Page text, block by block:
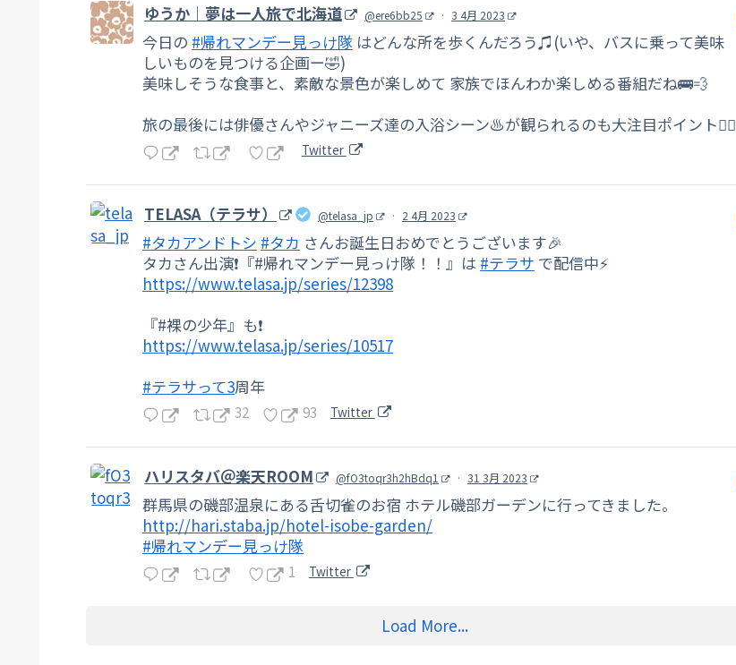
ゆうか｜夢は一人旅で北海道 @ere6bb25 · 3 4月 2023
今日の #帰れマンデー見っけ隊 はどんな所を歩くんだろう♫(いや、バスに乗って美味
しいものを見つける企画ー🤣)
美味しそうな食事と、素敵な景色が楽しめて 家族でほんわか楽しめる番組だね🚌💨
旅の最後には俳優さんやジャニーズ達の入浴シーン♨が観られるのも大注目ポイント☝🏻
Twitter
TELASA（テラサ） @telasa_jp · 2 4月 2023
#タカアンドトシ #タカ さんお誕生日おめでとうございます🎉
タカさん出演❗️『#帰れマンデー見っけ隊！！』は #テラサ で配信中⚡️
https://www.telasa.jp/series/12398
『#裸の少年』も❗️
https://www.telasa.jp/series/10517
#テラサって3周年
32 93 Twitter
ハリスタバ＠楽天ROOM @fO3toqr3h2hBdq1 · 31 3月 2023
群馬県の磯部温泉にある舌切雀のお宿 ホテル磯部ガーデンに行ってきました。
http://hari.staba.jp/hotel-isobe-garden/
#帰れマンデー見っけ隊
1 Twitter
Load More...